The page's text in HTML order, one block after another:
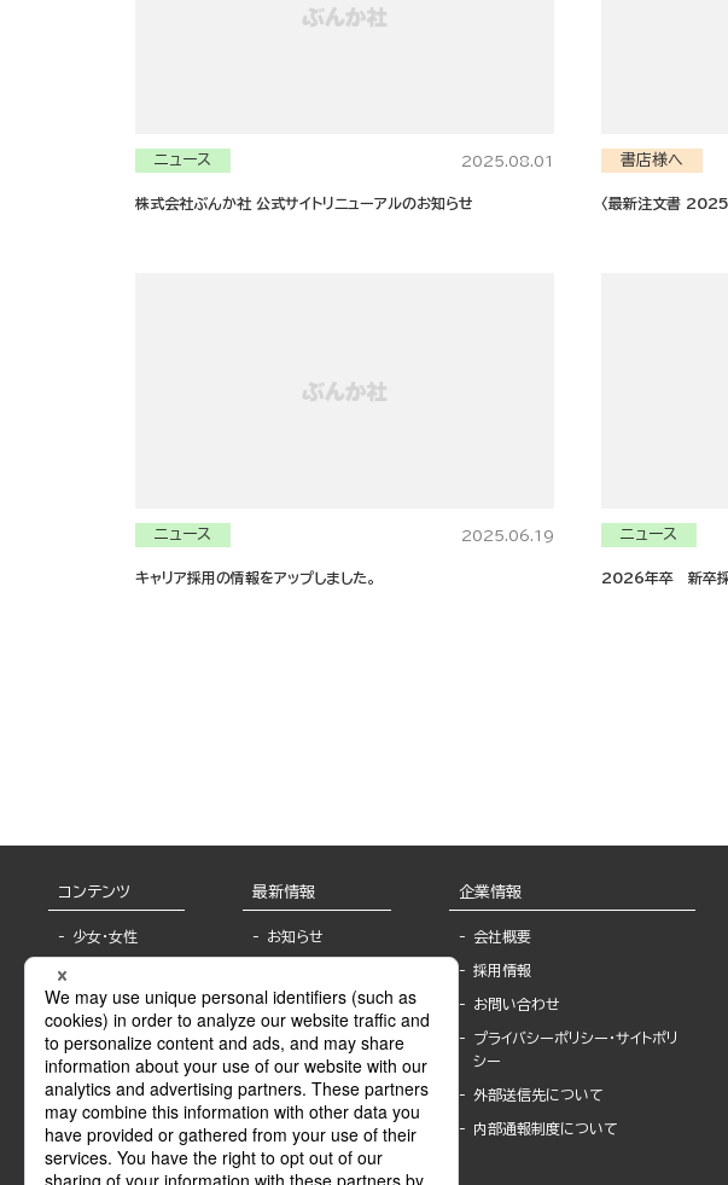
ニュース 2025.08.01
株式会社ぶんか社 公式サイトリニューアルのお知らせ
書店様へ
〈最新注文書 2025
ニュース 2025.06.19
キャリア採用の情報をアップしました。
ニュース
2026年卒 新卒採
コンテンツ
少女・女性
BL
ライトノベル
青年・一般
グラビア・写真
モーター誌
最新情報
お知らせ
報
書店様へ
海外ライセンシー
公式SNSアカウ
ント
作家一覧
企業情報
会社概要
採用情報
お問い合わせ
プライバシーポリシー・サイトポリ
シー
外部送信先について
内部通報制度について